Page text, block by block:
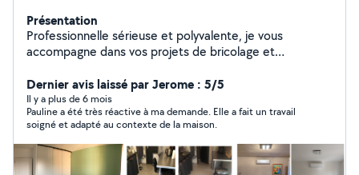
Présentation
Professionnelle sérieuse et polyvalente, je vous
accompagne dans vos projets de bricolage et
méthode et écoute, en privilégiant un travail propre,
sécurisé et conforme à vos attentes. Prestations
proposées : - Peinture & pose de papier peint (compris
réparation des surfaces murales) - Pose de sols
(parquet, PVC, lino, carrelage) - Bricolage : Pose
d'étagères, tringles, luminaires, réparations diverses -
Dernier avis laissé par Jerome : 5/5
Il y a plus de 6 mois
Pauline a été très réactive à ma demande. Elle a fait un travail
soigné et adapté au contexte de la maison.